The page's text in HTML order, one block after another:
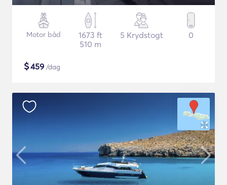
Motor båd
1673 ft
510 m
5 Krydstogt 0
$459 /dag